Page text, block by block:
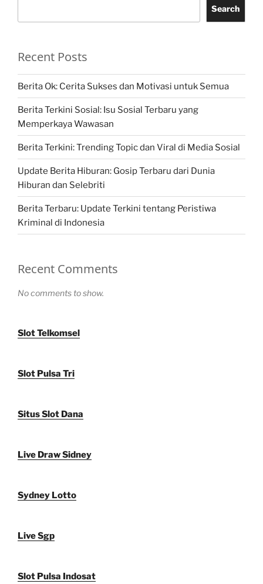
Search
Recent Posts
Berita Ok: Cerita Sukses dan Motivasi untuk Semua
Berita Terkini Sosial: Isu Sosial Terbaru yang
Memperkaya Wawasan
Berita Terkini: Trending Topic dan Viral di Media Sosial
Update Berita Hiburan: Gosip Terbaru dari Dunia
Hiburan dan Selebriti
Berita Terbaru: Update Terkini tentang Peristiwa
Kriminal di Indonesia
Recent Comments
No comments to show.
Slot Telkomsel
Slot Pulsa Tri
Situs Slot Dana
Live Draw Sidney
Sydney Lotto
Live Sgp
Slot Pulsa Indosat